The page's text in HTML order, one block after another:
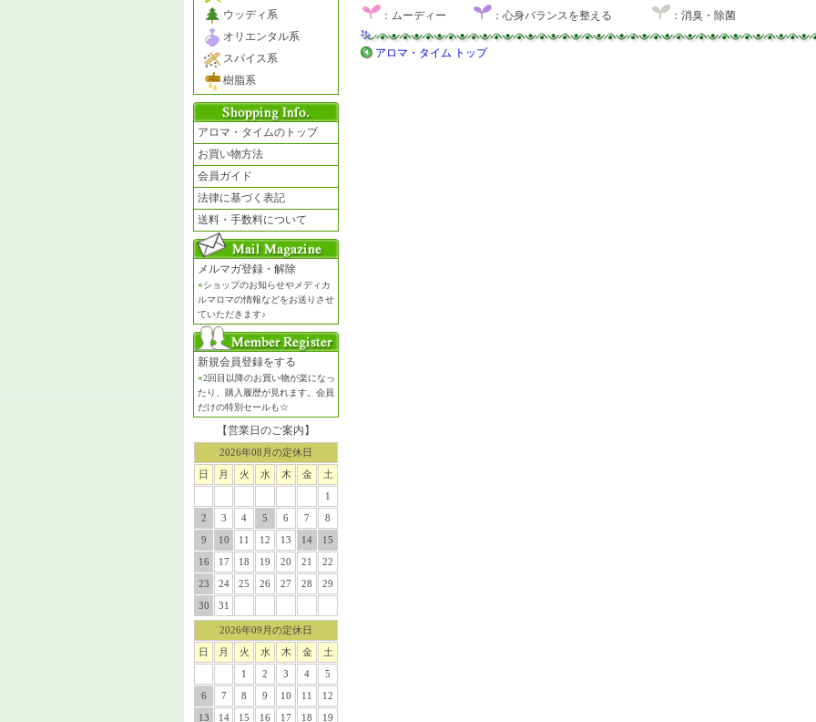
ウッディ系
オリエンタル系
スパイス系
樹脂系
アロマ・タイムのトップ
お買い物方法
会員ガイド
法律に基づく表記
送料・手数料について
メルマガ登録・解除
●ショップのお知らせやメディカ
ルマロマの情報などをお送りさせ
ていただきます♪
新規会員登録をする
●2回目以降のお買い物が楽になっ
たり、購入履歴が見れます。会員
だけの特別セールも☆
【営業日のご案内】
2026年08月の定休日
日
月 火 水 木 金
土
1
2
3 4 5 6 7
8
9
10 11 12 13 14
15
16
17 18 19 20 21
22
23
24 25 26 27 28
29
30
31
2026年09月の定休日
日
月 火 水 木 金
土
1
2 3 4
5
6
7 8 9 10 11
12
13
14 15 16 17 18 19
：ムーディー ：心身バランスを整える ：消臭・除菌
アロマ・タイム トップ